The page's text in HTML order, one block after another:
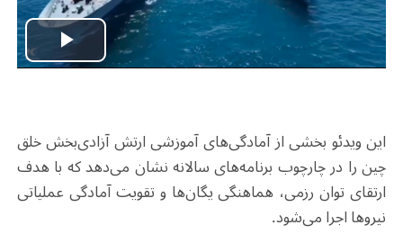
Play
این ویدئو بخشی از آمادگی‌های آموزشی ارتش آزادی‌بخش خلق
چین را در چارچوب برنامه‌های سالانه نشان می‌دهد که با هدف
ارتقای توان رزمی، هماهنگی یگان‌ها و تقویت آمادگی عملیاتی
نیروها اجرا می‌شود.